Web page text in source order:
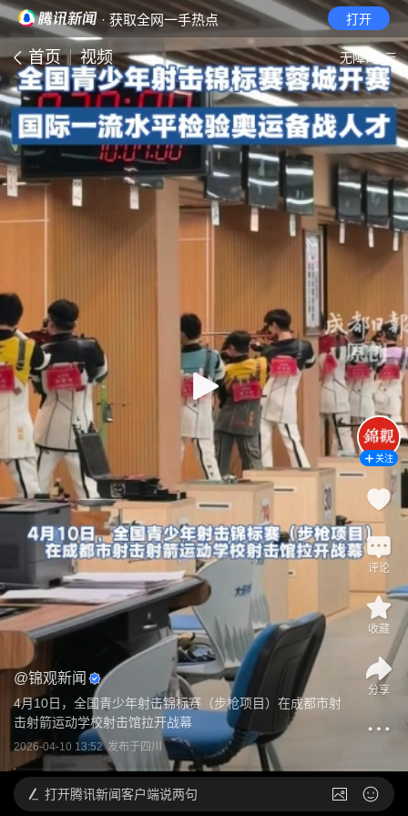
· 获取全网一手热点 打开
首页 视频 无障碍
@锦观新闻
4月10日，全国青少年射击锦标赛（步枪项目）在成都市射
击射箭运动学校射击馆拉开战幕
2026-04-10 13:52 发布于 四川
关注
评论
收藏
分享
打开腾讯新闻客户端说两句